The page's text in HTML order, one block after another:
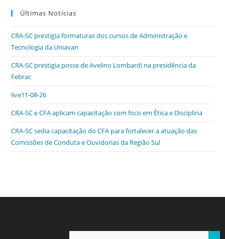
c
e
b
o
o
k
itt
er
k
dI
n
A
p
n
g
ri
e
n
Últimas Notícias
CRA-SC prestigia formaturas dos cursos de Administração e
Tecnologia da Uniavan
CRA-SC prestigia posse de Avelino Lombardi na presidência da
Febrac
live11-08-26
CRA-SC e CFA aplicam capacitação com foco em Ética e Disciplina
CRA-SC sedia capacitação do CFA para fortalecer a atuação das
Comissões de Conduta e Ouvidorias da Região Sul